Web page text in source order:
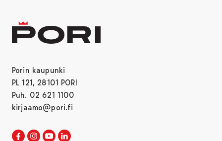
Porin kaupunki
PL 121, 28101 PORI
Puh. 02 621 1100
kirjaamo@pori.fi
Porin kaupunki Facebookissa
Avautuu uudessa välilehdessä
Porin kaupunki Instagramissa
Avautuu uudessa välilehdessä
Porin kaupunki Youtubessa
Avautuu uudessa välilehdessä